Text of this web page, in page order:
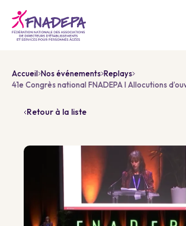
Accueil Nos événements Replays
41e Congrès national FNADEPA I Allocutions
Retour à la liste